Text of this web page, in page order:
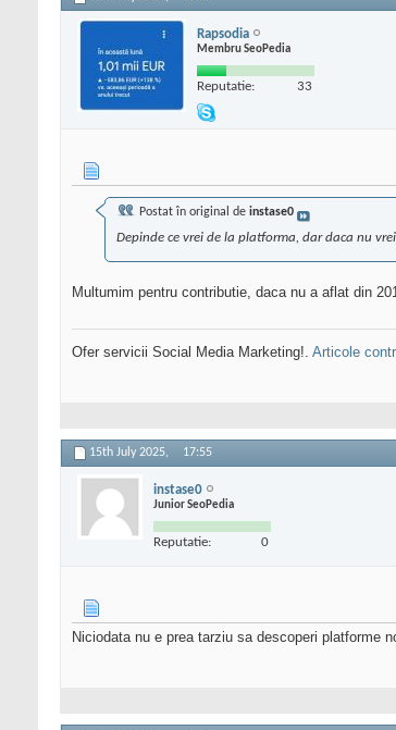
Rapsodia
Membru SeoPedia
Reputatie: 33
Postat în original de instase0
Depinde ce vrei de la platforma, dar daca nu
Multumim pentru contributie, daca nu a aflat din
Ofer servicii Social Media Marketing!. Articole
15th July 2025, 17:55
instase0
Junior SeoPedia
Reputatie: 0
Niciodata nu e prea tarziu sa descoperi platforme